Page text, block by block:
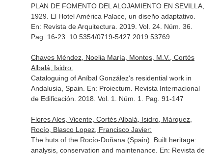
PLAN DE FOMENTO DEL ALOJAMIENTO EN SEVILLA,
1929. El Hotel América Palace, un diseño adaptativo.
En: Revista de Arquitectura . 2019. Vol. 24. Núm. 36.
Pag. 16-23. 10.5354/0719-5427.2019.53769
Chaves Méndez, Noelia María, Montes, M.V., Cortés
Albalá, Isidro:
Cataloguing of Aníbal González's residential work in
Andalusia, Spain. En: Proiectum. Revista Internacional
de Edificación . 2018. Vol. 1. Núm. 1. Pag. 91-147
Flores Ales, Vicente, Cortés Albalá, Isidro, Márquez,
Rocío, Blasco Lopez, Francisco Javier:
The huts of the Rocío-Doñana (Spain). Built heritage:
analysis, conservation and maintenance. En: Revista de